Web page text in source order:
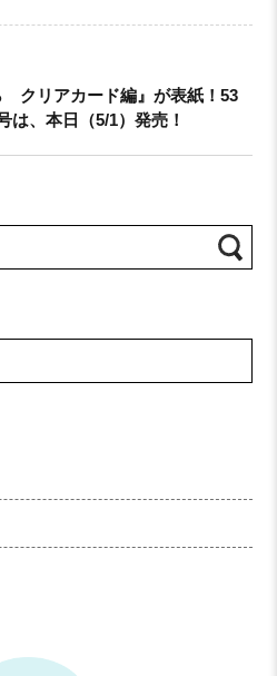
クリアカード編』が表紙！53
は、本日（5/1）発売！